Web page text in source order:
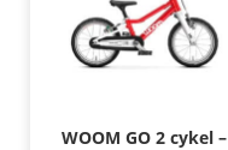
WOOM GO 2 cykel –